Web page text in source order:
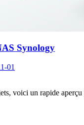
Synology
01
voici un rapide